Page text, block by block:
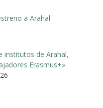
a Arahal
institutos de Arahal,
Erasmus+»